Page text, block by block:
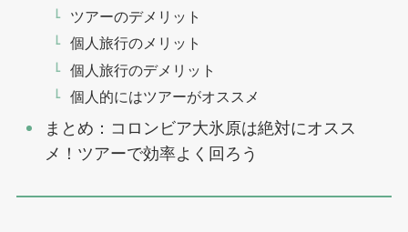
ツアーのデメリット
個人旅行のメリット
個人旅行のデメリット
個人的にはツアーがオススメ
まとめ：コロンビア大氷原は絶対にオスス
メ！ツアーで効率よく回ろう